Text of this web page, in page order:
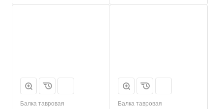
Балка тавровая
Балка тавровая